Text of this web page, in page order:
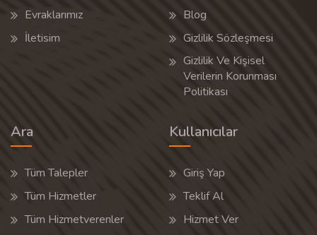
Evraklarımız
İletisim
Blog
Gizlilik Sözleşmesi
Gizlilik Ve Kişisel
Verilerin Korunması
Politikası
Ara
Tüm Talepler
Tüm Hizmetler
Tüm Hizmetverenler
Kullanıcılar
Giriş Yap
Teklif Al
Hizmet Ver